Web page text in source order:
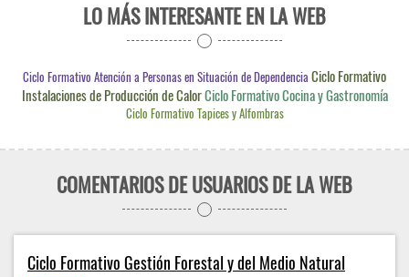
LO MÁS INTERESANTE EN LA WEB
Ciclo Formativo Atención a Personas en Situación de Dependencia Ciclo Formativo
Instalaciones de Producción de CalorCiclo Formativo Cocina y Gastronomía
Ciclo Formativo Tapices y Alfombras
COMENTARIOS DE USUARIOS DE LA WEB
Ciclo Formativo Gestión Forestal y del Medio Natural